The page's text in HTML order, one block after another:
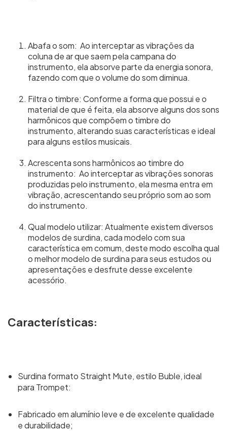
Abafa o som: ­ Ao interceptar as vibrações da
coluna de ar que saem pela campana do
instrumento, ela absorve parte da energia sonora,
fazendo com que o volume do som diminua.
Filtra o timbre: Conforme a forma que possui e o
material de que é feita, ela absorve alguns dos sons
harmônicos que compõem o timbre do
instrumento, alterando suas características e ideal
para alguns estilos musicais.
Acrescenta sons harmônicos ao timbre do
instrumento: ­ Ao interceptar as vibrações sonoras
produzidas pelo instrumento, ela mesma entra em
vibração, acrescentando seu próprio som ao som
do instrumento.
Qual modelo utilizar: Atualmente existem diversos
modelos de surdina, cada modelo com sua
característica em comum, deste modo escolha qual
o melhor modelo de surdina para seus estudos ou
apresentações e desfrute desse excelente
acessório.
Características:
Surdina formato Straight Mute, estilo Buble, ideal
para Trompet:
Fabricado em alumínio leve e de excelente qualidade
e durabilidade;